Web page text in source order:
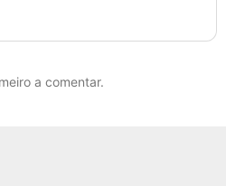
a comentar.